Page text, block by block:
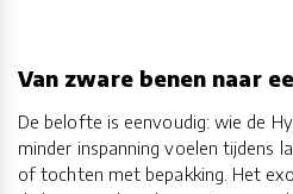
Van zware benen naar
De belofte is eenvoudig: wie de
minder inspanning voelen tijdens
of tochten met bepakking. Het